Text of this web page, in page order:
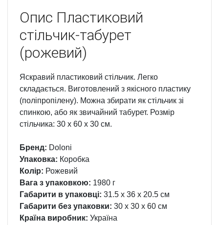
Опис Пластиковий
стільчик-табурет
(рожевий)
Яскравий пластиковий стільчик. Легко
складається. Виготовлений з якісного пластику
(поліпропілену). Можна збирати як стільчик зі
спинкою, або як звичайний табурет. Розмір
стільчика: 30 х 60 х 30 см.
Бренд: Doloni
Упаковка: Коробка
Колір: Рожевий
Вага з упаковкою: 1980 г
Габарити в упаковці: 31.5 x 36 x 20.5 см
Габарити без упаковки: 30 x 30 x 60 см
Країна виробник: Україна